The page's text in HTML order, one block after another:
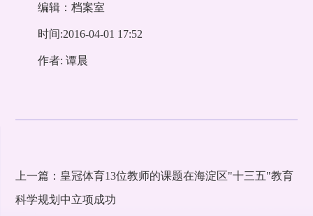
编辑：档案室
时间:2016-04-01 17:52
作者: 谭晨
上一篇：皇冠体育13位教师的课题在海淀区"十三五"教育
科学规划中立项成功